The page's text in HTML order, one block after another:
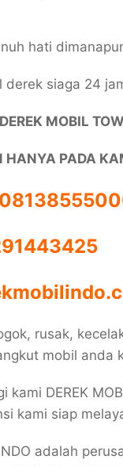
hati
derek siaga 24
MOBIL
HANYA PADA
rusak,
mobil anda
kami DEREK
kami siap
adalah